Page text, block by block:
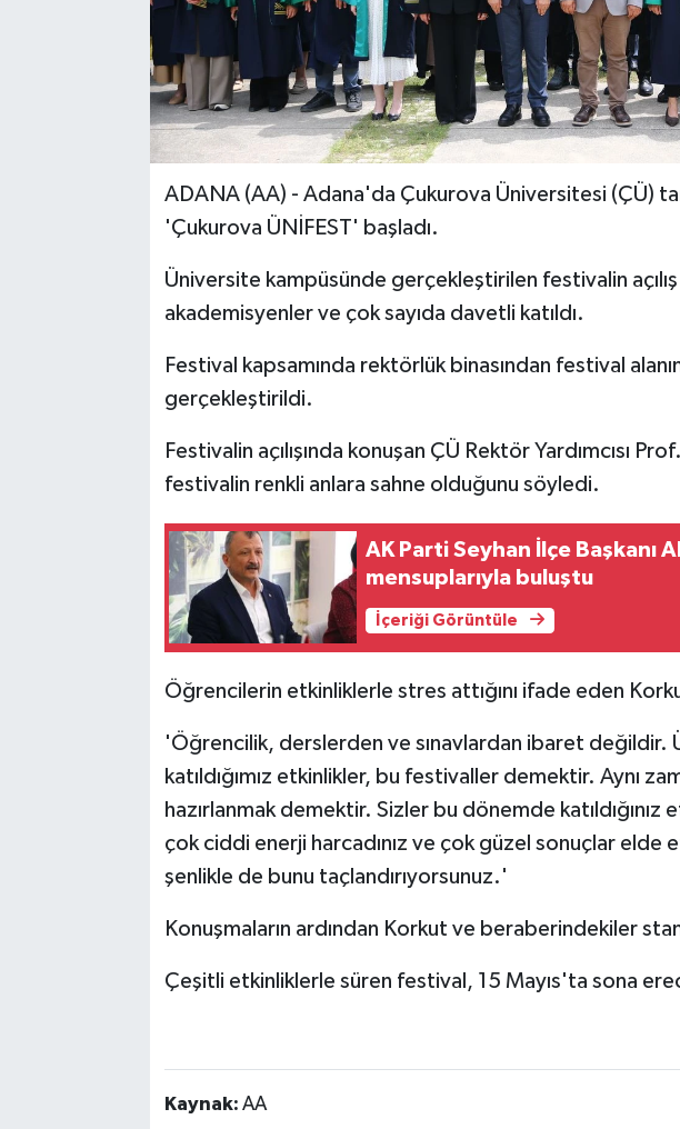
ADANA (AA) - Adana'da Çukurova Üniversitesi (ÇÜ)
'Çukurova ÜNİFEST' başladı.
Üniversite kampüsünde gerçekleştirilen festivalin
akademisyenler ve çok sayıda davetli katıldı.
Festival kapsamında rektörlük binasından festival
gerçekleştirildi.
Festivalin açılışında konuşan ÇÜ Rektör Yardımcısı
festivalin renkli anlara sahne olduğunu söyledi.
AK Parti Seyhan İlçe Başkanı
mensuplarıyla buluştu
İçeriği Görüntüle
Öğrencilerin etkinliklerle stres attığını ifade eden
'Öğrencilik, derslerden ve sınavlardan ibaret değildir.
katıldığımız etkinlikler, bu festivaller demektir. Aynı
hazırlanmak demektir. Sizler bu dönemde katıldığınız
çok ciddi enerji harcadınız ve çok güzel sonuçlar
şenlikle de bunu taçlandırıyorsunuz.'
Konuşmaların ardından Korkut ve beraberindekiler
Çeşitli etkinliklerle süren festival, 15 Mayıs'ta sona
Kaynak: AA